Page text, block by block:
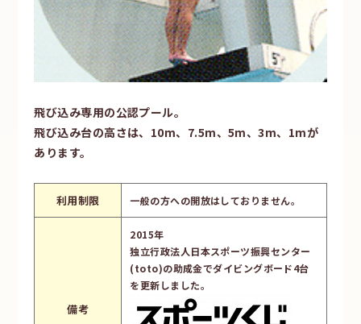
飛び込み専用の公認プール。
飛び込み台の高さは、10m、7.5m、5m、3m、1mが
あります。
利用制限 一般の方への開放はしておりません。
備考
2015年
独立行政法人日本スポーツ振興センター
(toto)の助成金でダイビングボード4台
を更新しました。